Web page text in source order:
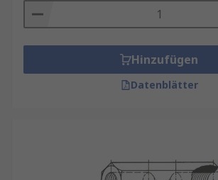
Hinzufügen
Datenblätter